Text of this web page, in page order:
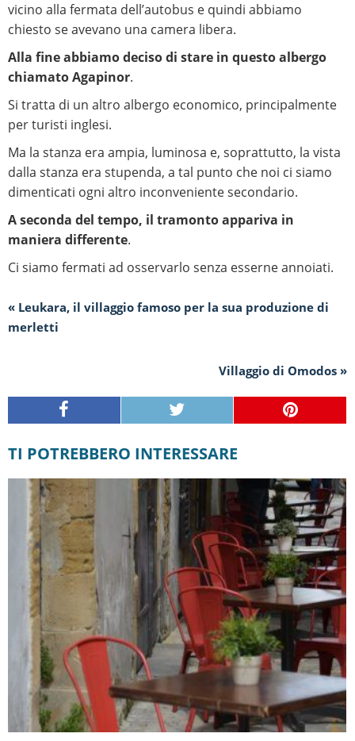
vicino alla fermata dell’autobus e quindi abbiamo
chiesto se avevano una camera libera.
Alla fine abbiamo deciso di stare in questo albergo
chiamato Agapinor.
Si tratta di un altro albergo economico, principalmente
per turisti inglesi.
Ma la stanza era ampia, luminosa e, soprattutto, la vista
dalla stanza era stupenda, a tal punto che noi ci siamo
dimenticati ogni altro inconveniente secondario.
A seconda del tempo, il tramonto appariva in
maniera differente.
Ci siamo fermati ad osservarlo senza esserne annoiati.
« Leukara, il villaggio famoso per la sua produzione di
merletti
Villaggio di Omodos »
TI POTREBBERO INTERESSARE